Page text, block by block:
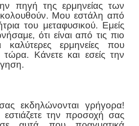
πηγή της ερμηνείας των
Μου εστάλη από
του μεταφυσικού. Εμείς
ότι είναι από τις πιο
καλύτερες ερμηνείες που
τώρα. Κάνετε και εσείς την
εκδηλώνονται γρήγορα!
εστιάζετε την προσοχή σας